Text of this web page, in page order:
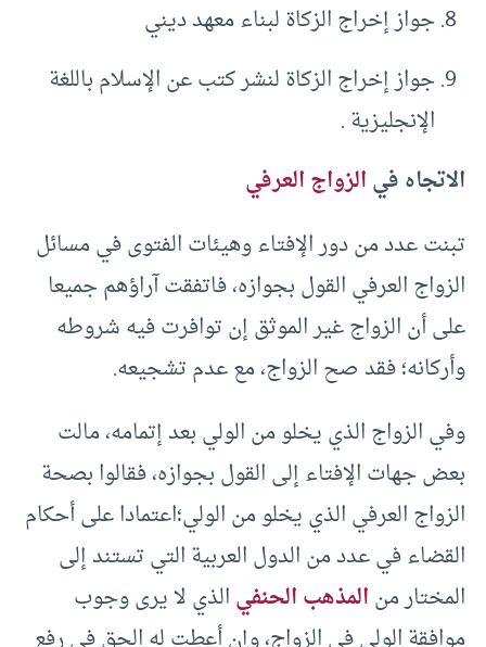
جواز إخراج الزكاة لبناء معهد ديني
جواز إخراج الزكاة لنشر كتب عن الإسلام باللغة
الإنجليزية .
الاتجاه فيالزواج العرفي
تبنت عدد من دور الإفتاء وهيئات الفتوى في مسائل
الزواج العرفي القول بجوازه، فاتفقت آراؤهم جميعا
على أن الزواج غير الموثق إن توافرت فيه شروطه
وأركانه؛ فقد صح الزواج، مع عدم تشجيعه.
وفي الزواج الذي يخلو من الولي بعد إتمامه، مالت
بعض جهات الإفتاء إلى القول بجوازه، فقالوا بصحة
الزواج العرفي الذي يخلو من الولي؛اعتمادا على أحكام
القضاء في عدد من الدول العربية التي تستند إلى
المختار منالمذهب الحنفيالذي لا يرى وجوب
موافقة الولي في الزواج، وإن أعطت له الحق في رفع